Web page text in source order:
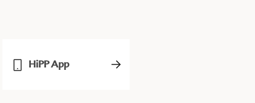
HiPP App